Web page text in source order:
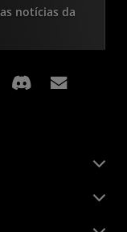
notícias da
Facebook